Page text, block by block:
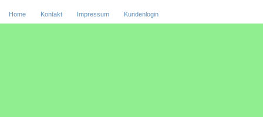
Home Kontakt Impressum Kundenlogin